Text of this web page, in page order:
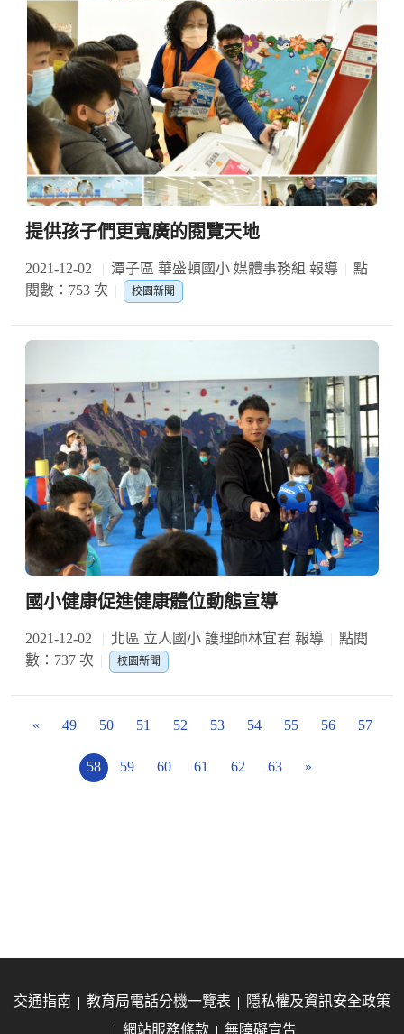
提供孩子們更寬廣的閱覽天地
2021-12-02 潭子區 華盛頓國小 媒體事務組 報導
點
閱數：753 次
校園新聞
國小健康促進健康體位動態宣導
2021-12-02 北區 立人國小 護理師林宜君 報導
點閱
數：737 次
校園新聞
« 49 50 51 52 53 54 55 56 57
58 59 60 61 62 63 »
交通指南 教育局電話分機一覽表
隱私權及資訊安全政策
網站服務條款
無障礙宣告